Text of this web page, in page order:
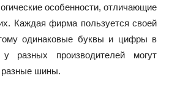
особенности, отличающие
Каждая фирма пользуется своей
одинаковые буквы и цифры в
разных производителей могут
разные шины.